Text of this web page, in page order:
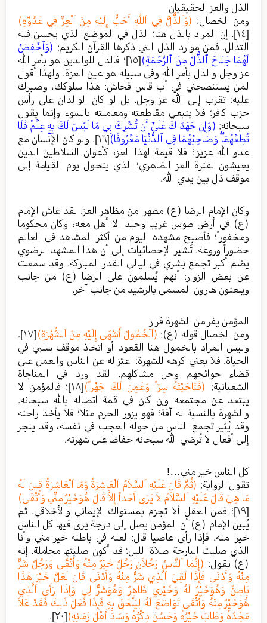
الذل والعز الحقيقيان
ومن الخصال: (وَاَلذُّلُّ فِي اَللَّهِ أَحَبُّ إِلَيْهِ مِنَ اَلْعِزِّ فِي عَدُوِّهِ)
[١٤]
. إن المراد بالذل هنا؛ الذل في الموضع الذي يحسن فيه
التذلل. فمن موارد الذل التي ذكرها القرآن الكريم: (وَٱخۡفِضۡ
لَهُمَا جَنَاحَ ٱلذُّلِّ مِنَ ٱلرَّحۡمَةِ)[١٥]
؛ فالذل للوالدين هو بأمر الله
عز وجل والذل بأمر الله وفي سبيله هو عين العزة. ولهذا أقول
لمن يستنصحني في أب قاس فحاش: هذا سلوكك، وصبرك
عليه؛ تقرب إلى الله عز وجل. بل لو كان الوالدان على رأس
حزب كافر؛ فلا ينبغي مقاطعته ومعاملته بالسوء وإنما يقول
سبحانه: (وَإِن جَٰهَدَاكَ عَلَىٰٓ أَن تُشۡرِكَ بِي مَا لَيۡسَ لَكَ بِهِۦ عِلۡمٞ فَلَا
تُطِعۡهُمَاۖ وَصَاحِبۡهُمَا فِي ٱلدُّنۡيَا مَعۡرُوفٗا)[١٦]
. ولو كان الإنسان مع
عدو الله عزيزا؛ فلا قيمة لهذا العز، كأعوان السلاطين الذين
يعيشون لفترة العز الظاهري؛ الذي يتحول يوم القيامة إلى
موقف ذل بين يدي الله.
وكان الإمام الرضا (ع) مظهرا من مظاهر العز. لقد عاش الإمام
(ع) في أرض طوس غريبا وحيدا لا أهل معه، وكان محكوما
ومخفوراً؛ فأصبح مشهده اليوم من أكثر المشاهد في العالم
حضوراً وروعة. تُشير الإحصائيات إلى أن هذا المشهد الرضوي
يضم أكبر تجمع بشري في ليالي القدر المباركة. وقد سمعت
عن بعض الزوار؛ أنهم يُسلمون على الرضا (ع) من جانب
ويلعنون هارون المسمى بالرشيد من جانب آخر.
المؤمن يفر من الشهرة فرارا
ومن الخصال قوله (ع): (اَلْخُمُولُ أَشْهَى إِلَيْهِ مِنَ اَلشُّهْرَةِ)[١٧]
.
وليس المراد بالخمول هنا القعود أو اتخاذ موقف سلبي في
الحياة. فلا يعني كرهه للشهرة؛ اعتزاله عن الناس والعمل على
قضاء حوائجهم وحل مشاكلهم. لقد ورد في المناجاة
الشعبانية: (فَنَاجَيْتَهُ سِرّاً وَعَمِلَ لَكَ جَهْراً)[١٨]
؛ فالمؤمن لا
يبتعد عن مجتمعه وإن كان في قمة اتصاله بالله سبحانه.
والشهرة بالنسبة له آفة؛ فهو يزور الحرم مثلا؛ فلا يأخذ راحته
وقد يُثير تجمع الناس من حوله العجب في نفسه، وقد ينجر
إلى أفعال لا تُرضي الله سبحانه حفاظا على شهرته.
كل الناس خير مني…!
تقول الرواية: (ثُمَّ قَالَ عَلَيْهِ اَلسَّلاَمُ اَلْعَاشِرَةُ وَمَا اَلْعَاشِرَةُ قِيلَ لَهُ
مَا هِيَ قَالَ عَلَيْهِ اَلسَّلاَمُ لاَ يَرَى أَحَداً إِلاَّ قَالَ هُوَخَيْرٌ مِنِّي وَأَتْقَى)
[١٩]
؛ فمن العقل ألا تجزم بمستواك الإيماني والأخلاقي. ثم
يُبين الإمام (ع) أن المؤمن يصل إلى درجة يرى فيها كل الناس
خيرا منه. فإذا رأى عاصيا قال: لعله في باطنه خير مني وأنا
الذي صليت البارحة صلاة الليل؛ قد أكون صليتها مجاملة. إنه
(ع) يقول: (إِنَّمَا اَلنَّاسُ رَجُلاَنِ رَجُلٌ خَيْرٌ مِنْهُ وَأَتْقَى وَرَجُلٌ شَرٌّ
مِنْهُ وَأَدْنَى فَإِذَا لَقِيَ اَلَّذِي شَرٌّ مِنْهُ وَأَدْنَى قَالَ لَعَلَّ خَيْرَ هَذَا
بَاطِنٌ وَهُوَخَيْرٌ لَهُ وَخَيْرِي ظَاهِرٌ وَهُوَشَرٌّ لِي وَإِذَا رَأَى اَلَّذِي
هُوَخَيْرٌ مِنْهُ وَأَتْقَى تَوَاضَعَ لَهُ لِيَلْحَقَ بِهِ فَإِذَا فَعَلَ ذَلِكَ فَقَدْ عَلاَ
مَجْدُهُ وَطَابَ خَيْرُهُ وَحَسُنَ ذِكْرُهُ وَسَادَ أَهْلَ زَمَانِهِ)[٢٠] .